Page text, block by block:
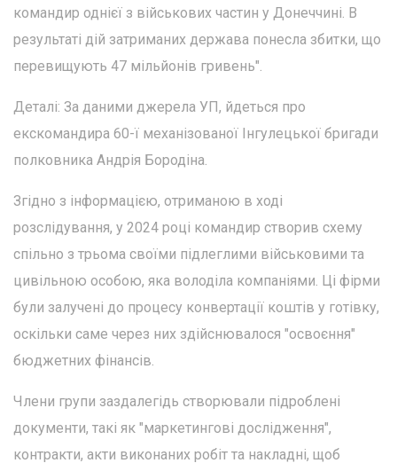
командир однієї з військових частин у Донеччині. В
результаті дій затриманих держава понесла збитки, що
перевищують 47 мільйонів гривень".
Деталі: За даними джерела УП, йдеться про
екскомандира 60-ї механізованої Інгулецької бригади
полковника Андрія Бородіна.
Згідно з інформацією, отриманою в ході
розслідування, у 2024 році командир створив схему
спільно з трьома своїми підлеглими військовими та
цивільною особою, яка володіла компаніями. Ці фірми
були залучені до процесу конвертації коштів у готівку,
оскільки саме через них здійснювалося "освоєння"
бюджетних фінансів.
Члени групи заздалегідь створювали підроблені
документи, такі як "маркетингові дослідження",
контракти, акти виконаних робіт та накладні, щоб